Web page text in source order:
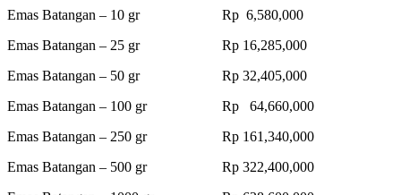
Emas Batangan – 10 gr Rp 6,580,000
Emas Batangan – 25 gr Rp 16,285,000
Emas Batangan – 50 gr Rp 32,405,000
Emas Batangan – 100 gr Rp 64,660,000
Emas Batangan – 250 gr Rp 161,340,000
Emas Batangan – 500 gr Rp 322,400,000